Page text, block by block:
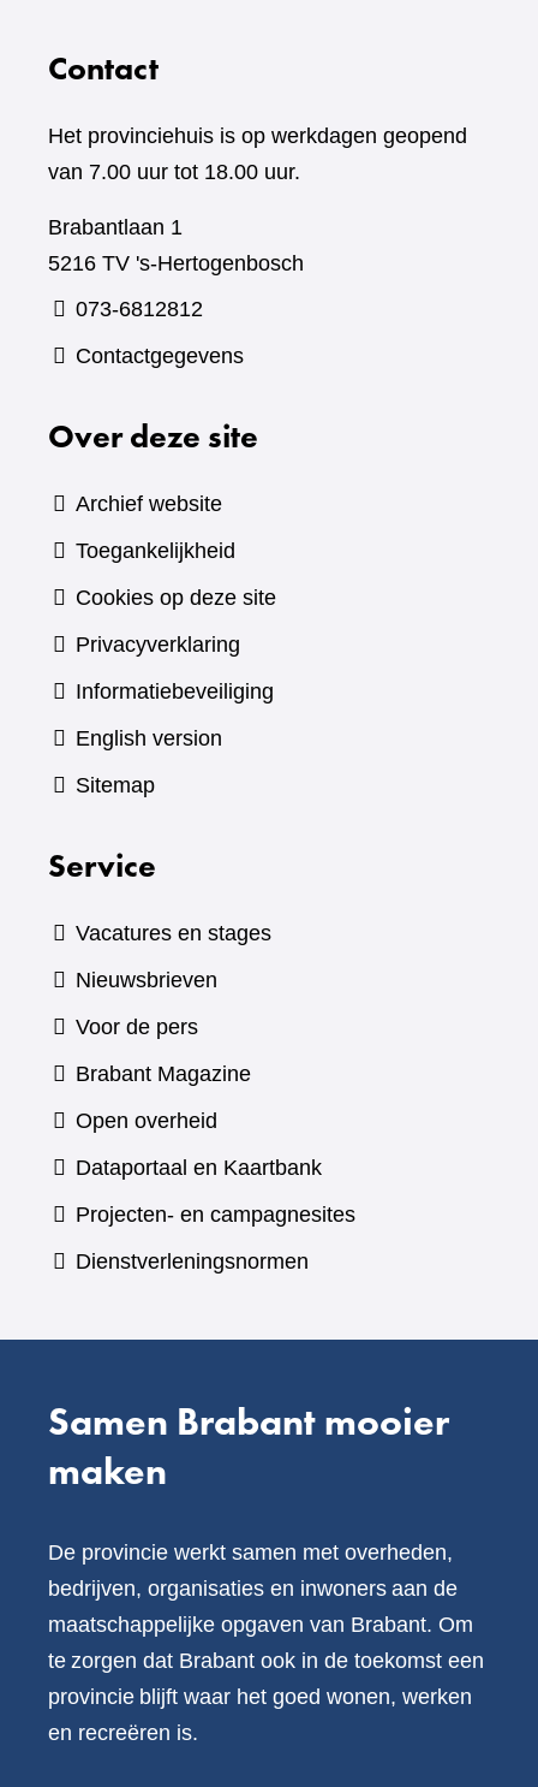
Contact
Het provinciehuis is op werkdagen geopend
van 7.00 uur tot 18.00 uur.
Brabantlaan 1
5216 TV 's-Hertogenbosch
073-6812812
Contactgegevens
Over deze site
Archief website
Toegankelijkheid
Cookies op deze site
Privacyverklaring
Informatiebeveiliging
English version
Sitemap
Service
Vacatures en stages
Nieuwsbrieven
Voor de pers
Brabant Magazine(verwijst
andere
website)
Open overheid
Dataportaal en Kaartbank(verwijst
naar
Projecten- en campagnesites
Dienstverleningsnormen
Samen Brabant mooier
maken
De provincie werkt samen met overheden,
bedrijven, organisaties en inwoners aan de
maatschappelijke opgaven van Brabant. Om
te zorgen dat Brabant ook in de toekomst een
provincie blijft waar het goed wonen, werken
en recreëren is.